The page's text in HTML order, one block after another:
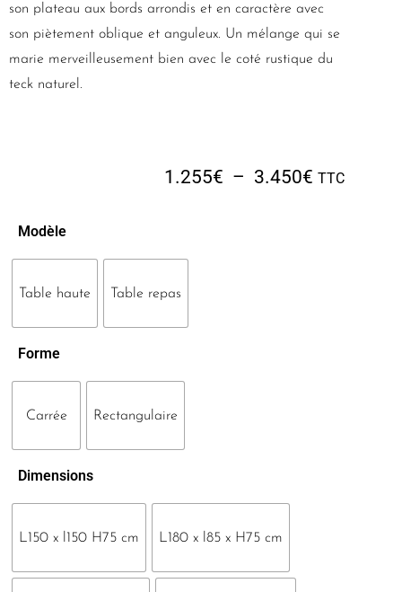
son plateau aux bords arrondis et en caractère avec
son piètement oblique et anguleux. Un mélange qui se
marie merveilleusement bien avec le coté rustique du
teck naturel.
1.255€ – 3.450€ TTC
Modèle
Table haute Table repas
Forme
Carrée Rectangulaire
Dimensions
L150 x l150 H75 cm L180 x l85 x H75 cm